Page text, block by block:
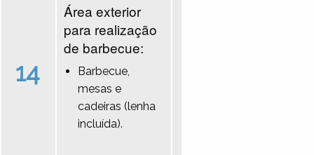
14
Área exterior
para realização
de barbecue:
Barbecue,
mesas e
cadeiras (lenha
incluída).